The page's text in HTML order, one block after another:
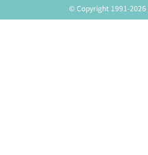
© Copyright 1991-2026